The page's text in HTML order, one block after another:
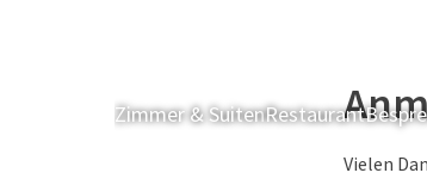
Zimmer & SuitenRestaurant
Vielen